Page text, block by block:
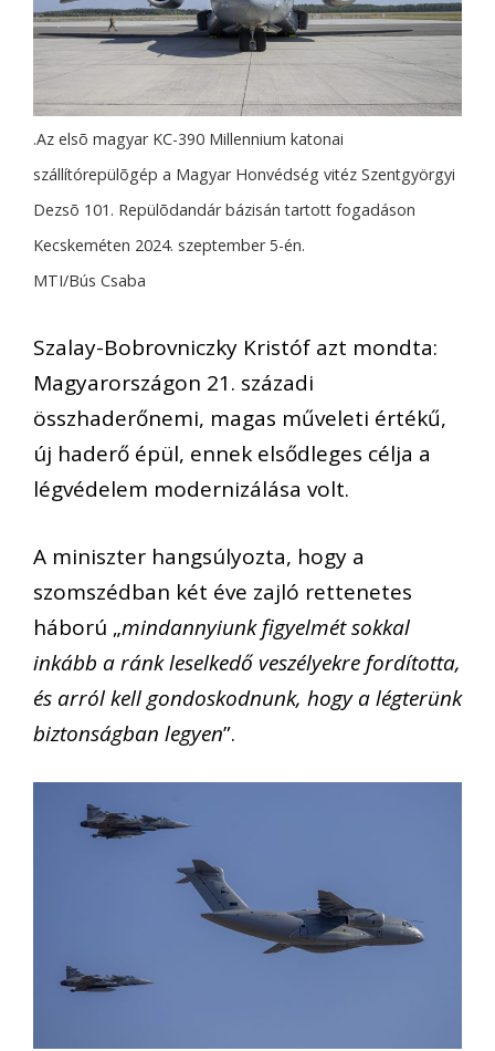
.Az elsõ magyar KC-390 Millennium katonai
szállítórepülõgép a Magyar Honvédség vitéz Szentgyörgyi
Dezsõ 101. Repülõdandár bázisán tartott fogadáson
Kecskeméten 2024. szeptember 5-én.
MTI/Bús Csaba
Szalay-Bobrovniczky Kristóf azt mondta:
Magyarországon 21. századi
összhaderőnemi, magas műveleti értékű,
új haderő épül, ennek elsődleges célja a
légvédelem modernizálása volt.
A miniszter hangsúlyozta, hogy a
szomszédban két éve zajló rettenetes
háború „mindannyiunk figyelmét sokkal
inkább a ránk leselkedő veszélyekre fordította,
és arról kell gondoskodnunk, hogy a légterünk
biztonságban legyen”.